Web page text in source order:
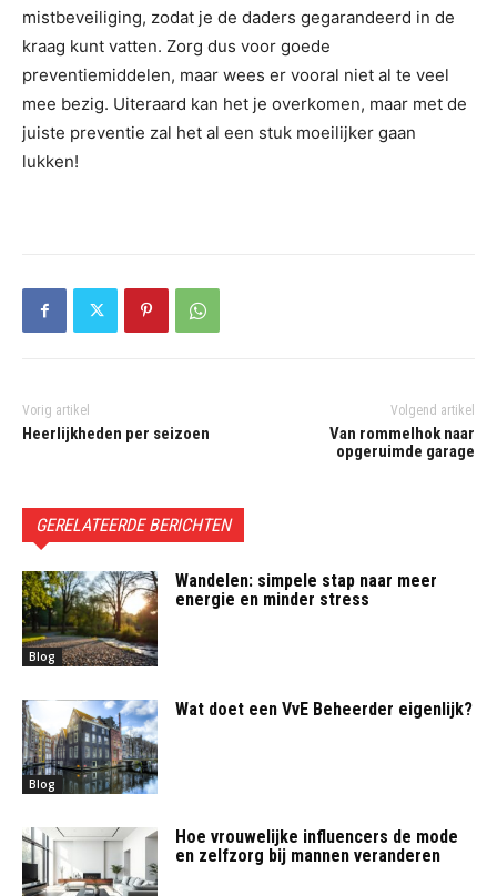
mistbeveiliging, zodat je de daders gegarandeerd in de
kraag kunt vatten. Zorg dus voor goede
preventiemiddelen, maar wees er vooral niet al te veel
mee bezig. Uiteraard kan het je overkomen, maar met de
juiste preventie zal het al een stuk moeilijker gaan
lukken!
Vorig artikel
Heerlijkheden per seizoen
Volgend artikel
Van rommelhok naar
opgeruimde garage
GERELATEERDE BERICHTEN
Blog
Wandelen: simpele stap naar meer
energie en minder stress
Blog
Wat doet een VvE Beheerder eigenlijk?
Hoe vrouwelijke influencers de mode
en zelfzorg bij mannen veranderen